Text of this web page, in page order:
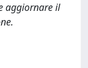
aggiornare il